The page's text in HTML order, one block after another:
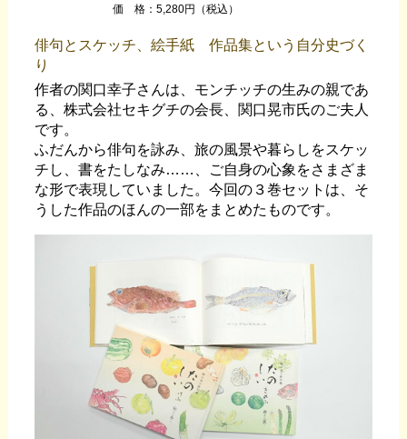
価 格：5,280円（税込）
俳句とスケッチ、絵手紙 作品集という自分史づく
り
作者の関口幸子さんは、モンチッチの生みの親であ
る、株式会社セキグチの会長、関口晃市氏のご夫人
です。
ふだんから俳句を詠み、旅の風景や暮らしをスケッ
チし、書をたしなみ……、ご自身の心象をさまざま
な形で表現していました。今回の３巻セットは、そ
うした作品のほんの一部をまとめたものです。